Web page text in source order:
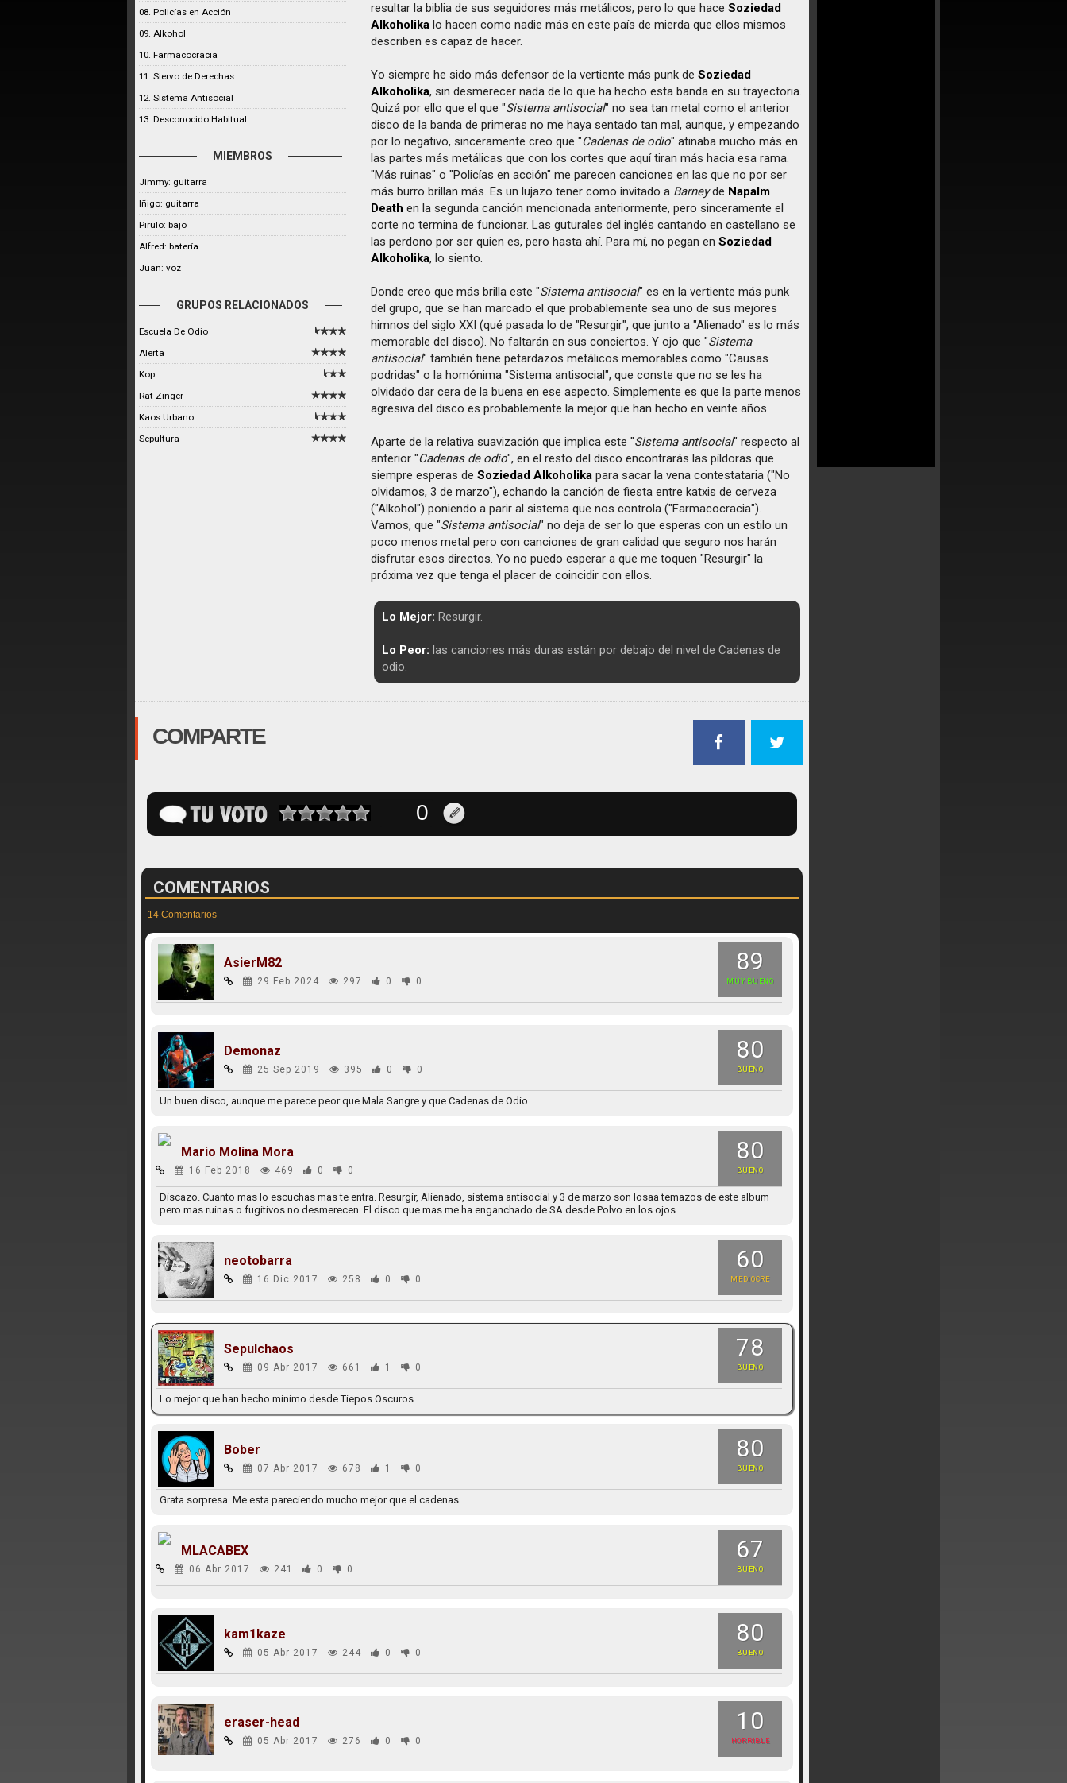
08. Policías en Acción
09. Alkohol
10. Farmacocracia
11. Siervo de Derechas
12. Sistema Antisocial
13. Desconocido Habitual
MIEMBROS
Jimmy: guitarra
Iñigo: guitarra
Pirulo: bajo
Alfred: batería
Juan: voz
GRUPOS RELACIONADOS
Escuela De Odio
Alerta
Kop
Rat-Zinger
Kaos Urbano
Sepultura
resultar la biblia de sus seguidores más metálicos, pero lo que haceSoziedad
Alkoholika lo hacen como nadie más en este país de mierda que ellos mismos
describen es capaz de hacer.
Yo siempre he sido más defensor de la vertiente más punk deSoziedad
Alkoholika, sin desmerecer nada de lo que ha hecho esta banda en su trayectoria.
Quizá por ello que el que "Sistema antisocial" no sea tan metal como el anterior
disco de la banda de primeras no me haya sentado tan mal, aunque, y empezando
por lo negativo, sinceramente creo que "Cadenas de odio" atinaba mucho más en
las partes más metálicas que con los cortes que aquí tiran más hacia esa rama.
"Más ruinas" o "Policías en acción" me parecen canciones en las que no por ser
más burro brillan más. Es un lujazo tener como invitado a Barneyde Napalm
Death en la segunda canción mencionada anteriormente, pero sinceramente el
corte no termina de funcionar. Las guturales del inglés cantando en castellano se
las perdono por ser quien es, pero hasta ahí. Para mí, no pegan enSoziedad
Alkoholika, lo siento.
Donde creo que más brilla este "Sistema antisocial" es en la vertiente más punk
del grupo, que se han marcado el que probablemente sea uno de sus mejores
himnos del siglo XXI (qué pasada lo de "Resurgir", que junto a "Alienado" es lo más
memorable del disco). No faltarán en sus conciertos. Y ojo que "Sistema
antisocial" también tiene petardazos metálicos memorables como "Causas
podridas" o la homónima "Sistema antisocial", que conste que no se les ha
olvidado dar cera de la buena en ese aspecto. Simplemente es que la parte menos
agresiva del disco es probablemente la mejor que han hecho en veinte años.
Aparte de la relativa suavización que implica este "Sistema antisocial" respecto al
anterior "Cadenas de odio", en el resto del disco encontrarás las píldoras que
siempre esperas deSoziedad Alkoholika para sacar la vena contestataria ("No
olvidamos, 3 de marzo"), echando la canción de fiesta entre katxis de cerveza
("Alkohol") poniendo a parir al sistema que nos controla ("Farmacocracia").
Vamos, que "Sistema antisocial" no deja de ser lo que esperas con un estilo un
poco menos metal pero con canciones de gran calidad que seguro nos harán
disfrutar esos directos. Yo no puedo esperar a que me toquen "Resurgir" la
próxima vez que tenga el placer de coincidir con ellos.
Lo Mejor: Resurgir.
Lo Peor: las canciones más duras están por debajo del nivel de Cadenas de
odio.
COMPARTE
COMENTARIOS
14 Comentarios
89
MUY BUENO
AsierM82
29 Feb 2024 297 0 0
80
BUENO
Demonaz
25 Sep 2019 395 0 0
Un buen disco, aunque me parece peor que Mala Sangre y que Cadenas de Odio.
80
BUENO
Mario Molina Mora
16 Feb 2018 469 0 0
Discazo. Cuanto mas lo escuchas mas te entra. Resurgir, Alienado, sistema antisocial y 3 de marzo son losaa temazos de este album
pero mas ruinas o fugitivos no desmerecen. El disco que mas me ha enganchado de SA desde Polvo en los ojos.
60
MEDIOCRE
neotobarra
16 Dic 2017 258 0 0
78
BUENO
Sepulchaos
09 Abr 2017 661 1 0
Lo mejor que han hecho minimo desde Tiepos Oscuros.
80
BUENO
Bober
07 Abr 2017 678 1 0
Grata sorpresa. Me esta pareciendo mucho mejor que el cadenas.
67
BUENO
MLACABEX
06 Abr 2017 241 0 0
80
BUENO
kam1kaze
05 Abr 2017 244 0 0
10
HORRIBLE
eraser-head
05 Abr 2017 276 0 0